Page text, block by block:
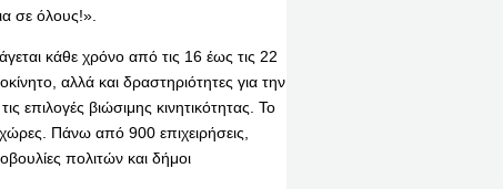
σε όλους!».
κάθε χρόνο από τις 16 έως τις 22
αλλά και δραστηριότητες για την
βιώσιμης κινητικότητας. Το
Πάνω από 900 επιχειρήσεις,
πολιτών και δήμοι